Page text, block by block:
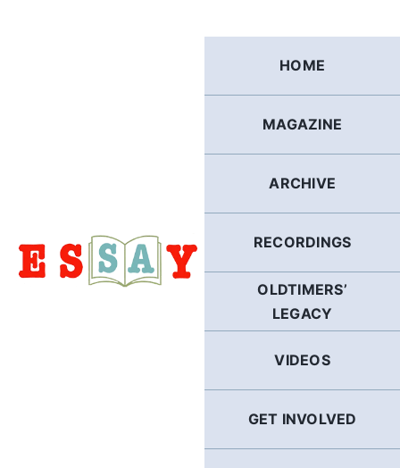
HOME
MAGAZINE
ARCHIVE
RECORDINGS
OLDTIMERS’
LEGACY
VIDEOS
GET INVOLVED